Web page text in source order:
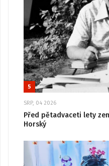
5
SRP, 04 2026
Před pětadvaceti lety
Horský